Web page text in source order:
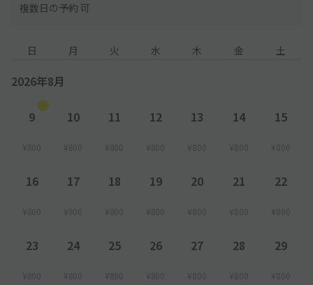
複数日の予約 可
日 月 火 水 木 金 土
2026年8月
9
¥800
10
¥800
11
¥800
12
¥800
13
¥800
14
¥800
15
¥800
16
¥800
17
¥800
18
¥800
19
¥800
20
¥800
21
¥800
22
¥800
23
¥800
24
¥800
25
¥800
26
¥800
27
¥800
28
¥800
29
¥800